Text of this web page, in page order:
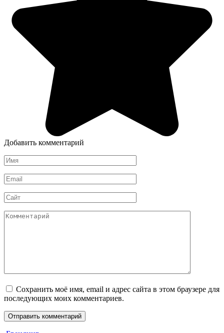
Добавить комментарий
Имя
*
Email
*
Сайт
Комментарий
Сохранить моё имя, email и адрес сайта в этом браузере для
последующих моих комментариев.